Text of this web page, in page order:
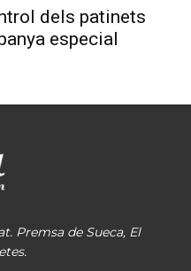
dels patinets
especial
Premsa de Sueca, El